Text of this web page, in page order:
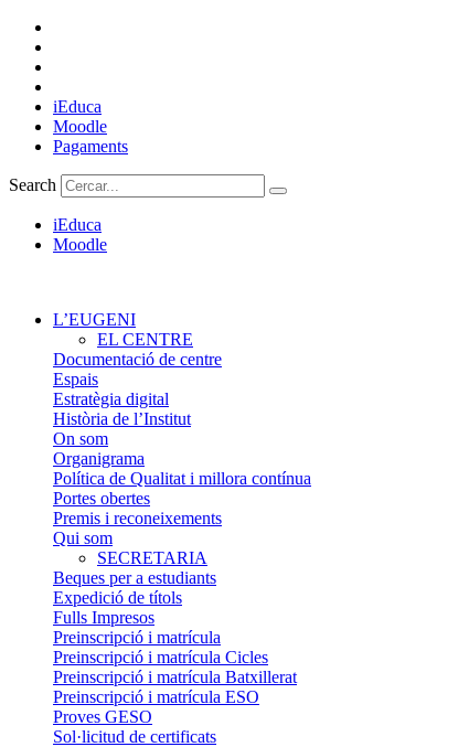
contingut
iEduca
Moodle
Pagaments
Search
iEduca
Moodle
L’EUGENI
EL CENTRE
Documentació de centre
Espais
Estratègia digital
Història de l’Institut
On som
Organigrama
Política de Qualitat i millora contínua
Portes obertes
Premis i reconeixements
Qui som
SECRETARIA
Beques per a estudiants
Expedició de títols
Fulls Impresos
Preinscripció i matrícula
Preinscripció i matrícula Cicles
Preinscripció i matrícula Batxillerat
Preinscripció i matrícula ESO
Proves GESO
Sol·licitud de certificats